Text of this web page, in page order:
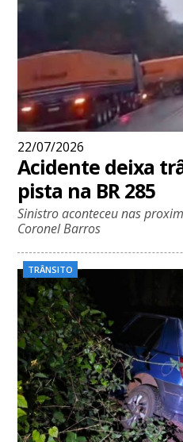
22/07/2026
Acidente deixa
pista na BR 285
Sinistro aconteceu nas
Coronel Barros
TRÂNSITO